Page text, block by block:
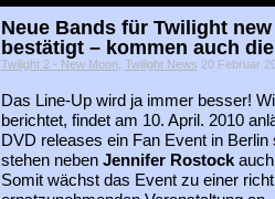
Neue Bands für Twilight
bestätigt – kommen auch
Twilight 2 - New Moon, Twilight News 20 Februar
Das Line-Up wird ja immer besser!
berichtet, findet am 10. April. 2010
DVD releases ein Fan Event in
stehen neben Jennifer Rostockauch
Somit wächst das Event zu einer